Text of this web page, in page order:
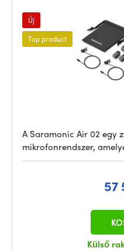
Új
Top product
A Saramonic Air 02 egy
mikrofonrendszer,
57
Külső